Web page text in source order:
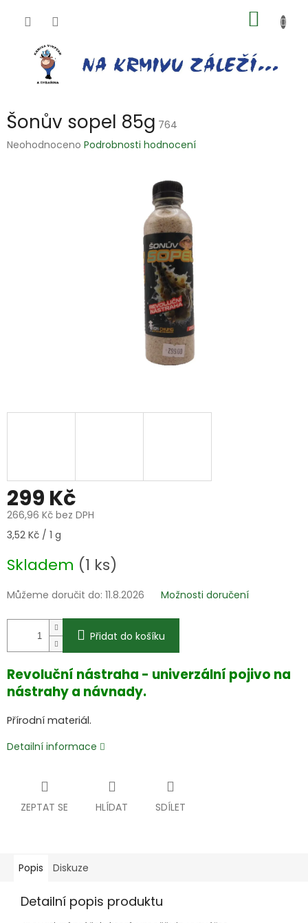
KOŠÍK
Šonův sopel 85g 764
Průměrné
Neohodnoceno Podrobnosti hodnocení
299 Kč
266,96 Kč bez DPH
Měrná
3,52 Kč / 1 g
Skladem (1 ks)
Můžeme doručit do: 11.8.2026 Možnosti doručení
Přidat do košíku
Revoluční nástraha - univerzální pojivo na
nástrahy a návnady.
Přírodní materiál.
Detailní informace
ZEPTAT SE HLÍDAT SDÍLET
Popis Diskuze
Detailní popis produktu